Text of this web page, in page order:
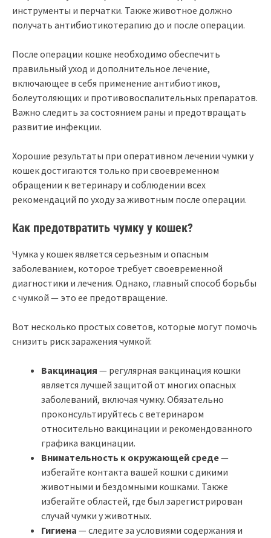
инструменты и перчатки. Также животное должно
получать антибиотикотерапию до и после операции.
После операции кошке необходимо обеспечить
правильный уход и дополнительное лечение,
включающее в себя применение антибиотиков,
болеутоляющих и противовоспалительных препаратов.
Важно следить за состоянием раны и предотвращать
развитие инфекции.
Хорошие результаты при оперативном лечении чумки у
кошек достигаются только при своевременном
обращении к ветеринару и соблюдении всех
рекомендаций по уходу за животным после операции.
Как предотвратить чумку у кошек?
Чумка у кошек является серьезным и опасным
заболеванием, которое требует своевременной
диагностики и лечения. Однако, главный способ борьбы
с чумкой — это ее предотвращение.
Вот несколько простых советов, которые могут помочь
снизить риск заражения чумкой:
Вакцинация — регулярная вакцинация кошки
является лучшей защитой от многих опасных
заболеваний, включая чумку. Обязательно
проконсультируйтесь с ветеринаром
относительно вакцинации и рекомендованного
графика вакцинации.
Внимательность к окружающей среде—
избегайте контакта вашей кошки с дикими
животными и бездомными кошками. Также
избегайте областей, где был зарегистрирован
случай чумки у животных.
Гигиена — следите за условиями содержания и